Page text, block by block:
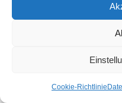
Cookie-Richtlinie
Dokumentierte Information
Systemaudit ISO 9001